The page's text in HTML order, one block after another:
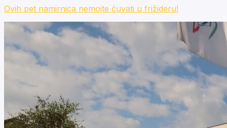
Ovih pet namirnica nemojte čuvati u frižideru!